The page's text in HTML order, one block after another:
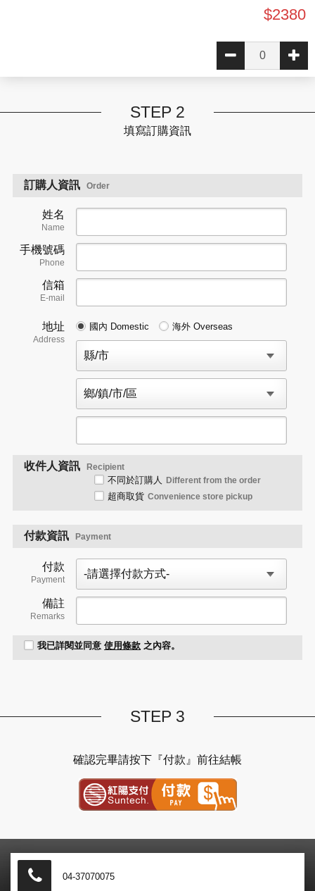
$2380
STEP 2
填寫訂購資訊
訂購人資訊 Order
姓名
Name
手機號碼
Phone
信箱
E-mail
地址
Address
國內 Domestic 海外 Overseas
收件人資訊 Recipient
不同於訂購人 Different from the order
超商取貨 Convenience store pickup
付款資訊 Payment
付款
Payment
備註
Remarks
我已詳閱並同意 使用條款 之內容。
STEP 3
確認完畢請按下『付款』前往結帳
紅陽金流付款
04-37070075